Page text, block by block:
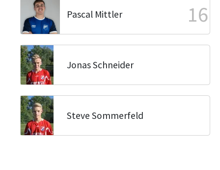
Pascal Mittler 16
Jonas Schneider
Steve Sommerfeld